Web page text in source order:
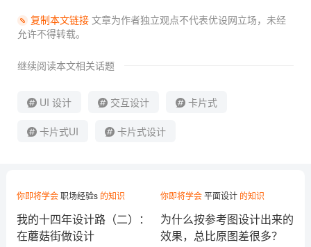
复制本文链接文章为作者独立观点不代表优设网立场， 未经
允许不得转载。
继续阅读本文相关话题
UI 设计 交互设计 卡片式
卡片式UI 卡片式设计
你即将学会职场经验s的知识
我的十四年设计路（二）：
在蘑菇街做设计
你即将学会平面设计 的知识
为什么按参考图设计出来的
效果，总比原图差很多？